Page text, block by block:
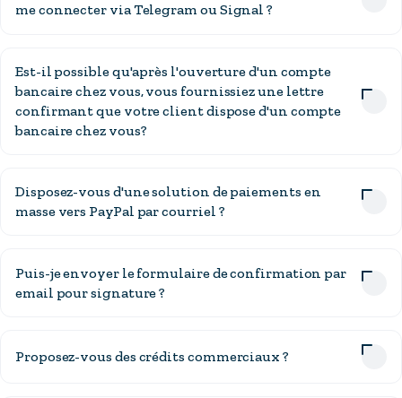
me connecter via Telegram ou Signal ?
Est-il possible qu'après l'ouverture d'un compte
bancaire chez vous, vous fournissiez une lettre
confirmant que votre client dispose d'un compte
bancaire chez vous?
Disposez-vous d'une solution de paiements en
masse vers PayPal par courriel ?
Puis-je envoyer le formulaire de confirmation par
email pour signature ?
Proposez-vous des crédits commerciaux ?